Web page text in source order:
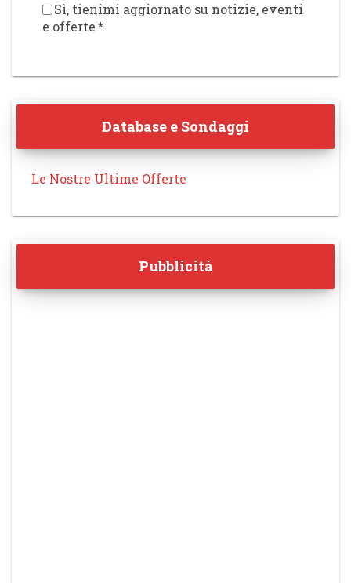
Sì, tienimi aggiornato su notizie, eventi
e offerte*
Database e Sondaggi
Le Nostre Ultime Offerte
Pubblicità